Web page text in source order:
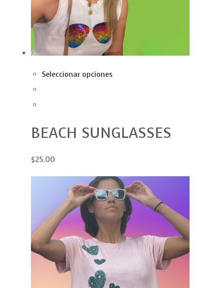
Seleccionar opciones
BEACH SUNGLASSES
$25.00